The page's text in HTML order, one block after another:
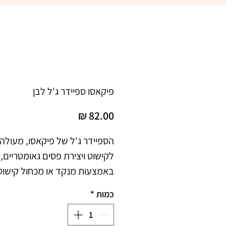
פיקאסו ספיידר ג'ל לבן
הספיידר ג'ל של פיקאסו, מעולה
לקישוט ויצירת פסים גאומטריים,
באמצעות מנקד או מכחול
כמות *